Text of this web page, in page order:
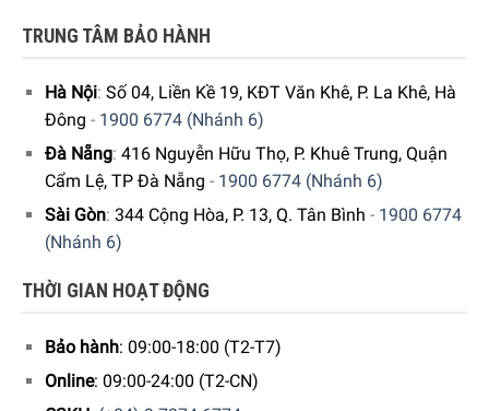
Bên cạnh kích thước, sản phẩm còn sở hữu số lượng màu
sắc đáng chú ý
(11 màu)
, trải dài từ các gam màu nóng
nhưĐỏ Red, Cam đất Terracotta, Vàng Saffron, tới các
gam màu lạnh nhưXanh dương Deep Blue, Xanh lá Forest
Green, Tím Eggplant, Xanh nhạt Light Blue, và cả các gam
màu trung tính như
TRUNG TÂM BẢO HÀNH
Hà Nội: Số 04, Liền Kề 19, KĐT Văn Khê, P. La Khê, Hà
Đông - 1900 6774 (Nhánh 6)
Đà Nẵng: 416 Nguyễn Hữu Thọ, P. Khuê Trung, Quận
Cẩm Lệ, TP Đà Nẵng - 1900 6774 (Nhánh 6)
Sài Gòn: 344 Cộng Hòa, P. 13, Q. Tân Bình - 1900 6774
(Nhánh 6)
THỜI GIAN HOẠT ĐỘNG
Bảo hành: 09:00-18:00 (T2-T7)
Online: 09:00-24:00 (T2-CN)